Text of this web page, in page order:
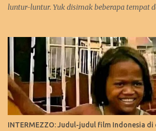
luntur-luntur. Yuk disimak beberapa tempat
Paris-nya. Gue pengen bangen liat Menara
serta juga Katedral Notre Dame-nya. Selain
pantai di Perancis itu sangat menawan
intinya karna Menara Eiffel-lah gue pengen
Bahkan gue juga tertarik mempelajari bahasa
yang ini gara-gara waktu itu gue enggak
bahasa Perancis di TPI ( nama acaranya
INTERMEZZO: Judul-judul film Indonesia di